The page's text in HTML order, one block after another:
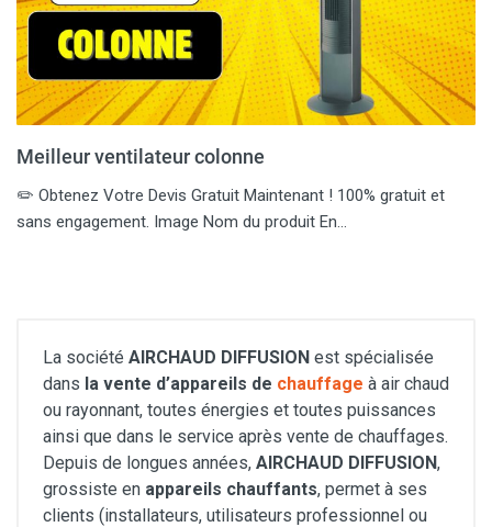
Meilleur ventilateur colonne
✏️ Obtenez Votre Devis Gratuit Maintenant ! 100% gratuit et
sans engagement. Image Nom du produit En…
La société AIRCHAUD DIFFUSION est spécialisée
dans la vente d’appareils de chauffage à air chaud
ou rayonnant, toutes énergies et toutes puissances
ainsi que dans le service après vente de chauffages.
Depuis de longues années, AIRCHAUD DIFFUSION,
grossiste en appareils chauffants, permet à ses
clients (installateurs, utilisateurs professionnel ou